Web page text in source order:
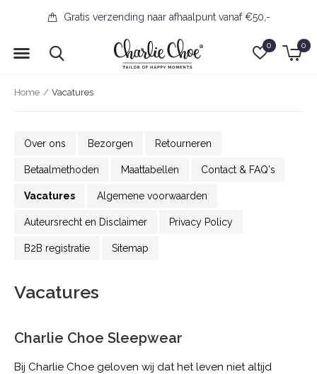
0 0
Gratis verzending naar afhaalpunt vanaf €50,-
Home Vacatures
Over ons Bezorgen Retourneren
Betaalmethoden Maattabellen Contact & FAQ's
Vacatures Algemene voorwaarden
Auteursrecht en Disclaimer Privacy Policy
B2B registratie Sitemap
Vacatures
Charlie Choe Sleepwear
Bij Charlie Choe geloven wij dat het leven niet altijd